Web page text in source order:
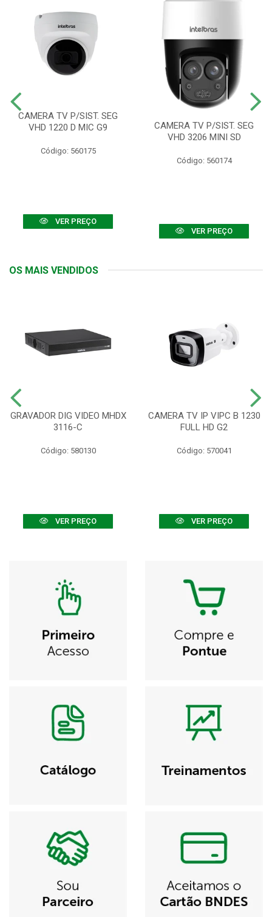
CAMERA TV P/SIST. SEG
VHD 1220 D MIC G9
Código: 560175
VER PREÇO
CAMERA TV P/SIST. SEG
VHD 3206 MINI SD
Código: 560174
VER PREÇO
OS MAIS VENDIDOS
GRAVADOR DIG VIDEO MHDX
3116-C
Código: 580130
VER PREÇO
CAMERA TV IP VIPC B 1230
FULL HD G2
Código: 570041
VER PREÇO